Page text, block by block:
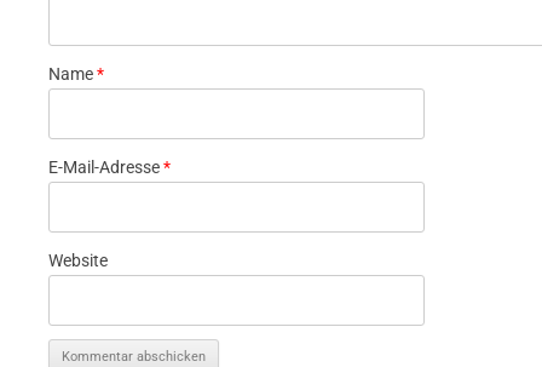
Name*
E-Mail-Adresse*
Website